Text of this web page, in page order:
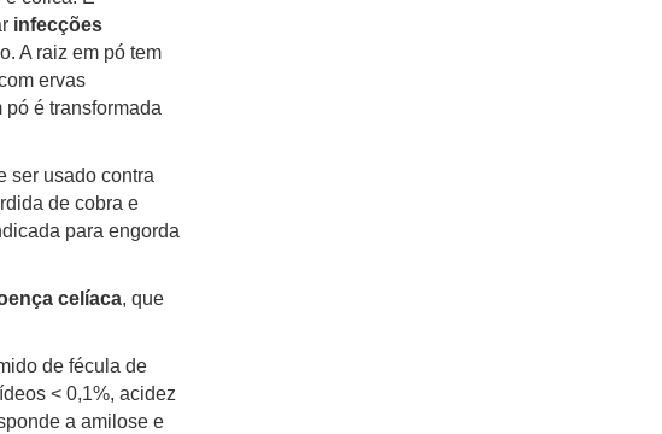
infecções
A raiz em pó tem
ervas
pó é transformada
ser usado contra
de cobra e
para engorda
celíaca, que
de fécula de
< 0,1%, acidez
a amilose e